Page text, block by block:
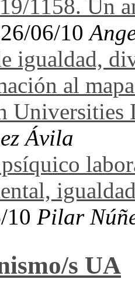
1158. Un
06/10
igualdad,
al
Universities
Ávila
10 Pilar
s UA